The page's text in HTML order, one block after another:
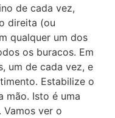
de cada vez,
direita (ou
qualquer um dos
os buracos. Em
um de cada vez, e
Estabilize o
mão. Isto é uma
Vamos ver o